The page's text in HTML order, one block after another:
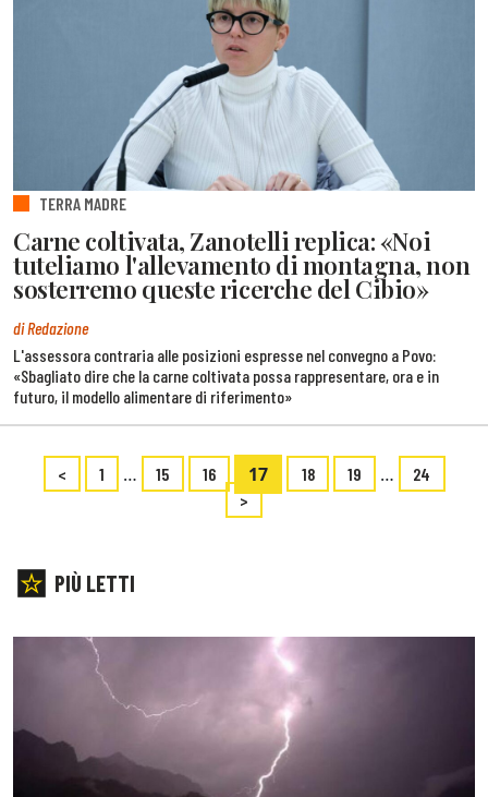
TERRA MADRE
Carne coltivata, Zanotelli replica: «Noi
tuteliamo l'allevamento di montagna, non
sosterremo queste ricerche del Cibio»
di Redazione
L'assessora contraria alle posizioni espresse nel convegno a Povo:
«Sbagliato dire che la carne coltivata possa rappresentare, ora e in
futuro, il modello alimentare di riferimento»
< 1 … 15 16 17 18 19 …
24
>
PIÙ LETTI